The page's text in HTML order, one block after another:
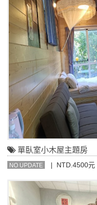
單臥室小木屋主題房
NO UPDATE | NTD.4500元